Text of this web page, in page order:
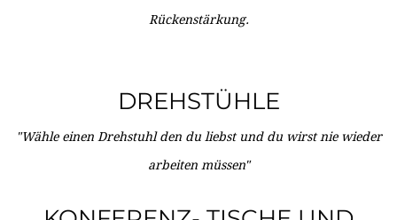
Rückenstärkung.
DREHSTÜHLE
"Wähle einen Drehstuhl den du liebst und du wirst nie wieder
arbeiten müssen"